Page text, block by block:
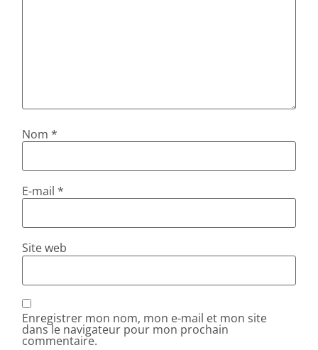
Nom*
E-mail*
Site web
Enregistrer mon nom, mon e-mail et mon site
dans le navigateur pour mon prochain
commentaire.